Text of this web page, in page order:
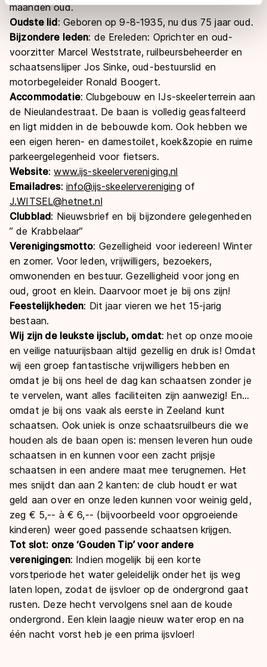
adequaat beschermingsniveau geldt volgens de GDPR.
Door op ‘Toestaan’ te klikken, stemt u in met deze
overdracht. Meer informatie vindt u in onscookiebeleid
maanden oud.
Oudste lid: Geboren op 9-8-1935, nu dus 75 jaar oud.
Bijzondere leden: de Ereleden: Oprichter en oud-
voorzitter Marcel Weststrate, ruilbeursbeheerder en
schaatsenslijper Jos Sinke, oud-bestuurslid en
motorbegeleider Ronald Boogert.
Accommodatie: Clubgebouw en IJs-skeelerterrein aan
de Nieulandestraat. De baan is volledig geasfalteerd
en ligt midden in de bebouwde kom. Ook hebben we
een eigen heren- en damestoilet, koek&zopie en ruime
parkeergelegenheid voor fietsers.
Website:www.ijs-skeelervereniging.nl
Emailadres: info@ijs-skeelervereniging of
J.WITSEL@hetnet.nl
Clubblad: Nieuwsbrief en bij bijzondere gelegenheden
” de Krabbelaar”
Verenigingsmotto: Gezelligheid voor iedereen! Winter
en zomer. Voor leden, vrijwilligers, bezoekers,
omwonenden en bestuur.Gezelligheid voor jong en
oud, groot en klein. Daarvoor moet je bij ons zijn!
Feestelijkheden: Dit jaar vieren we het 15-jarig
bestaan.
Wij zijn de leukste ijsclub, omdat: het op onze mooie
en veilige natuurijsbaan altijd gezellig en druk is! Omdat
wij een groep fantastische vrijwilligers hebben en
omdat je bij ons heel de dag kan schaatsen zonder je
te vervelen, want alles faciliteiten zijn aanwezig! En...
omdat je bij ons vaak als eerste in Zeeland kunt
schaatsen. Ook uniek is onze schaatsruilbeurs die we
houden als de baan open is: mensen leveren hun oude
schaatsen in en kunnen voor een zacht prijsje
schaatsen in een andere maat mee terugnemen. Het
mes snijdt dan aan 2 kanten: de club houdt er wat
geld aan over en onze leden kunnen voor weinig geld,
zeg € 5,-- à € 6,-- (bijvoorbeeld voor opgroeiende
kinderen) weer goed passende schaatsen krijgen.
Tot slot: onze ‘Gouden Tip’ voor andere
verenigingen: Indien mogelijk bij een korte
vorstperiode het water geleidelijk onder het ijs weg
laten lopen, zodat de ijsvloer op de ondergrond gaat
rusten. Deze hecht vervolgens snel aan de koude
ondergrond. Een klein laagje nieuw water erop en na
één nacht vorst heb je een prima ijsvloer!